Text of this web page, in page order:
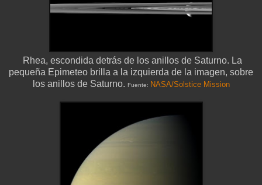
Rhea, escondida detrás de los anillos de Saturno. La
pequeña Epimeteo brilla a la izquierda de la imagen, sobre
los anillos de Saturno. Fuente: NASA/Solstice Mission